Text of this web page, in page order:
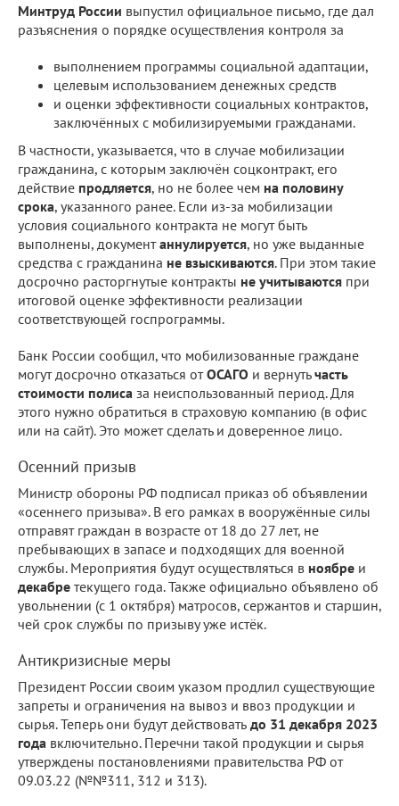
Минтруд России выпустил официальное письмо, где дал
разъяснения о порядке осуществления контроля за
выполнением программы социальной адаптации,
целевым использованием денежных средств
и оценки эффективности социальных контрактов,
заключённых с мобилизируемыми гражданами.
В частности, указывается, что в случае мобилизации
гражданина, с которым заключён соцконтракт, его
действие продляется, но не более чем на половину
срока, указанного ранее. Если из-за мобилизации
условия социального контракта не могут быть
выполнены, документаннулируется, но уже выданные
средства с гражданина не взыскиваются. При этом такие
досрочно расторгнутые контракты не учитываются при
итоговой оценке эффективности реализации
соответствующей госпрограммы.
Банк России сообщил, что мобилизованные граждане
могут досрочно отказаться отОСАГО и вернутьчасть
стоимости полиса за неиспользованный период. Для
этого нужно обратиться в страховую компанию (в офис
или на сайт). Это может сделать и доверенное лицо.
Осенний призыв
Министр обороны РФ подписал приказ об объявлении
«осеннего призыва». В его рамках в вооружённые силы
отправят граждан в возрасте от 18 до 27 лет, не
пребывающих в запасе и подходящих для военной
службы. Мероприятия будут осуществляться в ноябре и
декабре текущего года. Также официально объявлено об
увольнении (с 1 октября) матросов, сержантов и старшин,
чей срок службы по призыву уже истёк.
Антикризисные меры
Президент России своим указом продлил существующие
запреты и ограничения на вывоз и ввоз продукции и
сырья. Теперь они будут действовать до 31 декабря 2023
года включительно. Перечни такой продукции и сырья
утверждены постановлениями правительства РФ от
09.03.22 (№№311, 312 и 313).